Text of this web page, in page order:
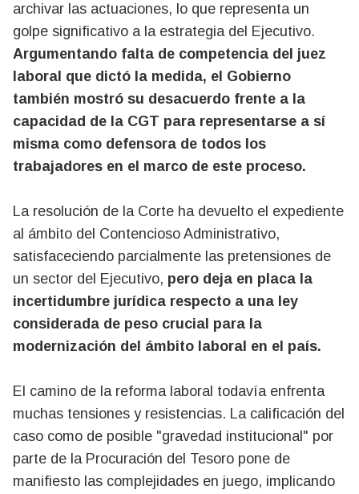
archivar las actuaciones, lo que representa un
golpe significativo a la estrategia del Ejecutivo.
Argumentando falta de competencia del juez
laboral que dictó la medida, el Gobierno
también mostró su desacuerdo frente a la
capacidad de la CGT para representarse a sí
misma como defensora de todos los
trabajadores en el marco de este proceso.
La resolución de la Corte ha devuelto el expediente
al ámbito del Contencioso Administrativo,
satisfaceciendo parcialmente las pretensiones de
un sector del Ejecutivo, pero deja en placa la
incertidumbre jurídica respecto a una ley
considerada de peso crucial para la
modernización del ámbito laboral en el país.
El camino de la reforma laboral todavía enfrenta
muchas tensiones y resistencias. La calificación del
caso como de posible "gravedad institucional" por
parte de la Procuración del Tesoro pone de
manifiesto las complejidades en juego, implicando